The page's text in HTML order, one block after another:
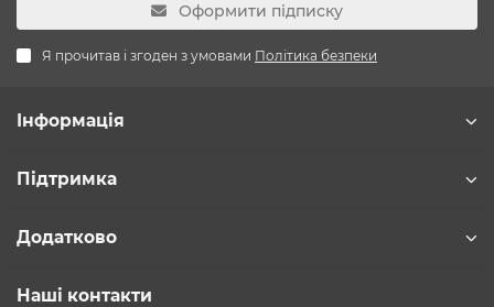
Оформити підписку
Я прочитав і згоден з умовами Політика безпеки
Інформація
Підтримка
Додатково
Наші контакти